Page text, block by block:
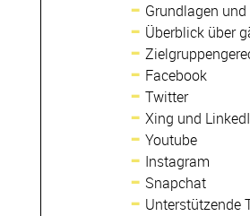
Grundlagen
Überblick über
Facebook
Twitter
Xing und
Youtube
Instagram
Snapchat
Unterstützende